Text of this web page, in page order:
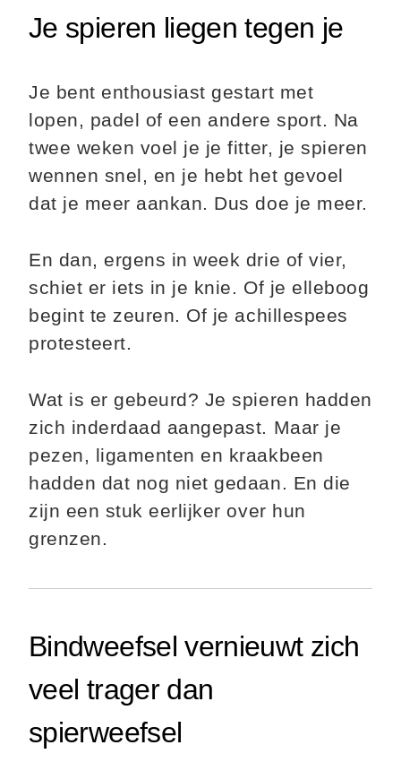
Je spieren liegen tegen je
Je bent enthousiast gestart met
lopen, padel of een andere sport. Na
twee weken voel je je fitter, je spieren
wennen snel, en je hebt het gevoel
dat je meer aankan. Dus doe je meer.
En dan, ergens in week drie of vier,
schiet er iets in je knie. Of je elleboog
begint te zeuren. Of je achillespees
protesteert.
Wat is er gebeurd? Je spieren hadden
zich inderdaad aangepast. Maar je
pezen, ligamenten en kraakbeen
hadden dat nog niet gedaan. En die
zijn een stuk eerlijker over hun
grenzen.
Bindweefsel vernieuwt zich
veel trager dan
spierweefsel